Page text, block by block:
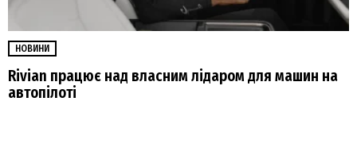
НОВИНИ
Rivian працює над власним лідаром для машин на
автопілоті